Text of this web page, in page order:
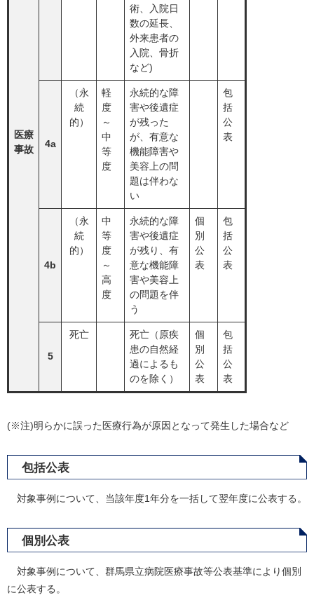
医療
事故
術、入院日
数の延長、
外来患者の
入院、骨折
など)
4a
（永
続
的）
軽
度
～
中
等
度
永続的な障
害や後遺症
が残った
が、有意な
機能障害や
美容上の問
題は伴わな
い
包
括
公
表
4b
（永
続
的）
中
等
度
～
高
度
永続的な障
害や後遺症
が残り、有
意な機能障
害や美容上
の問題を伴
う
個
別
公
表
包
括
公
表
5
死亡
死亡（原疾
患の自然経
過によるも
のを除く）
個
別
公
表
包
括
公
表
(※注)明らかに誤った医療行為が原因となって発生した場合など
包括公表
対象事例について、当該年度1年分を一括して翌年度に公表する。
個別公表
対象事例について、群馬県立病院医療事故等公表基準により個別
に公表する。